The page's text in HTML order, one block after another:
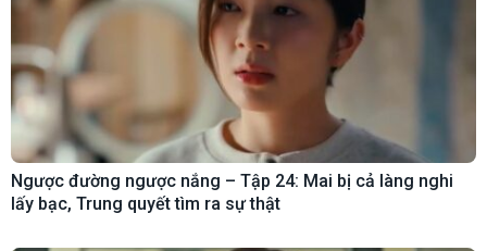
Ngược đường ngược nắng – Tập 24: Mai bị cả làng nghi
lấy bạc, Trung quyết tìm ra sự thật